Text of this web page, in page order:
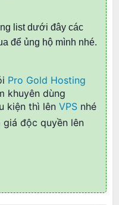
list dưới đây các
để ủng hộ mình nhé.
Pro Gold Hosting
khuyên dùng
kiện thì lên VPS nhé
giá độc quyền lên